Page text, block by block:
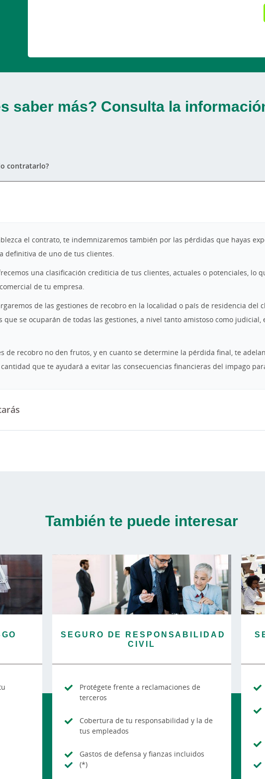
saber más? Consulta la
contratarlo?
el contrato, te indemnizaremos también por las pérdidas que hayas
definitiva de uno de tus clientes.
una clasificación crediticia de tus clientes, actuales o potenciales, lo
de tu empresa.
de las gestiones de recobro en la localidad o país de residencia del
se ocuparán de todas las gestiones, a nivel tanto amistoso como
de recobro no den frutos, y en cuanto se determine la pérdida final, te
que te ayudará a evitar las consecuencias financieras del impago
También te puede interesar
SEGURO DE RESPONSABILIDAD
CIVIL
Protégete frente a reclamaciones de
terceros
Cobertura de tu responsabilidad y la de
tus empleados
Gastos de defensa y fianzas incluidos
(*)